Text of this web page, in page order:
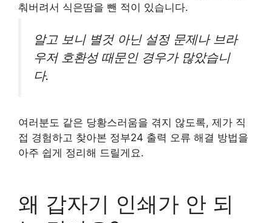
춰버려서 식은땀을 뺀 적이 있습니다.
알고 보니 별것 아닌 설정 문제나 브라
우저 호환성 때문인 경우가 많았습니
다.
여러분도 같은 당황스러움을 겪지 않도록, 제가 직
접 경험하고 찾아본 정부24 출력 오류 해결 방법을
아주 쉽게 정리해 드릴게요.
왜 갑자기 인쇄가 안 되